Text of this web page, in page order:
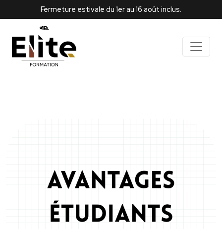
Fermeture estivale du 1er au 16 août inclus.